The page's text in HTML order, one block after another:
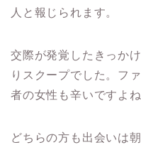
人と報じられます。
交際が発覚したきっか
りスクープでした。フ
者の女性も辛いですよね
どちらの方も出会いは